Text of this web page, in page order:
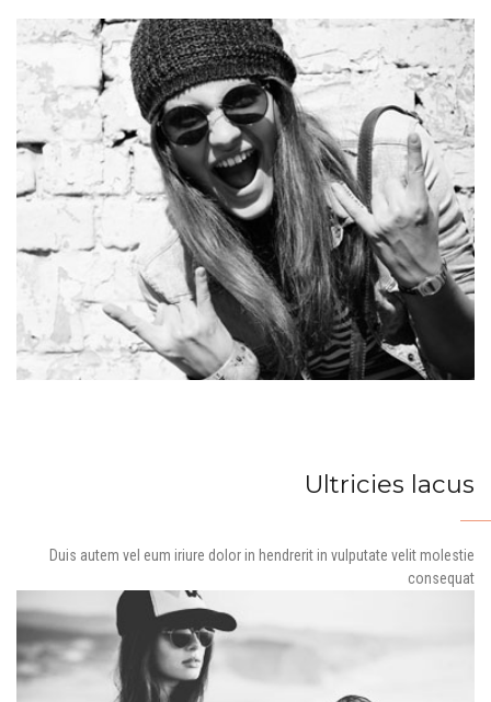
Ultricies lacus
Duis autem vel eum iriure dolor in hendrerit in vulputate velit molestie
consequat